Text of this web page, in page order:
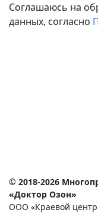
Соглашаюсь на
данных, согласно
© 2018-2026
«Доктор Озон»
ООО «Краевой